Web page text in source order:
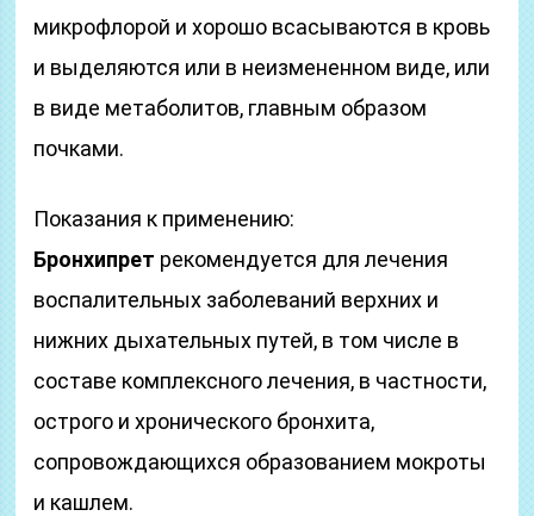
микрофлорой и хорошо всасываются в кровь
и выделяются или в неизмененном виде, или
в виде метаболитов, главным образом
почками.
Показания к применению:
Бронхипрет рекомендуется для лечения
воспалительных заболеваний верхних и
нижних дыхательных путей, в том числе в
составе комплексного лечения, в частности,
острого и хронического бронхита,
сопровождающихся образованием мокроты
и кашлем.